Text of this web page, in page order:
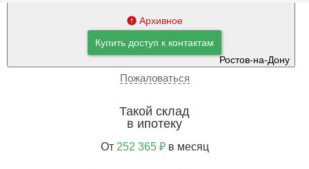
Ростов-на-Дону
Архивное
Купить доступ к контактам
Пожаловаться
Такой склад
в ипотеку
От 252 365 ₽в месяц